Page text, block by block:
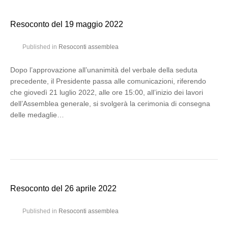
Resoconto del 19 maggio 2022
Published in Resoconti assemblea
Dopo l’approvazione all’unanimità del verbale della seduta
precedente, il Presidente passa alle comunicazioni, riferendo
che giovedì 21 luglio 2022, alle ore 15:00, all’inizio dei lavori
dell’Assemblea generale, si svolgerà la cerimonia di consegna
delle medaglie…
Resoconto del 26 aprile 2022
Published in Resoconti assemblea